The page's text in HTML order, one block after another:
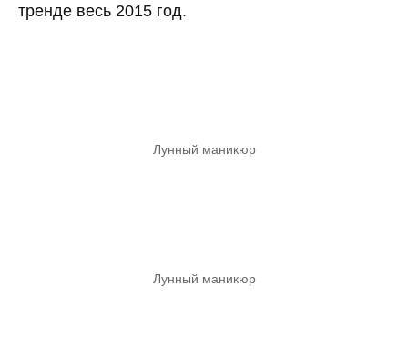
тренде весь 2015 год.
Лунный маникюр
Лунный маникюр